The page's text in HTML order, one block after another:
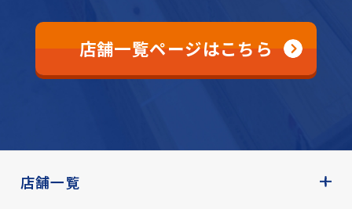
店舗一覧ページはこちら
店舗一覧